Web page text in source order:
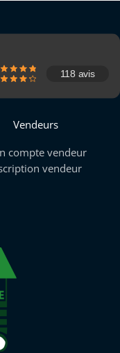
118 avis
Vendeurs
compte vendeur
vendeur